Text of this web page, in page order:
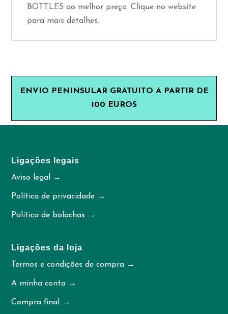
BOTTLES ao melhor preço. Clique no website
para mais detalhes.
ENVIO PENINSULAR GRATUITO A PARTIR DE
100 EUROS
Ligações legais
Aviso legal →
Política de privacidade →
Política de bolachas →
Ligações da loja
Termos e condições de compra →
A minha conta →
Compra final →